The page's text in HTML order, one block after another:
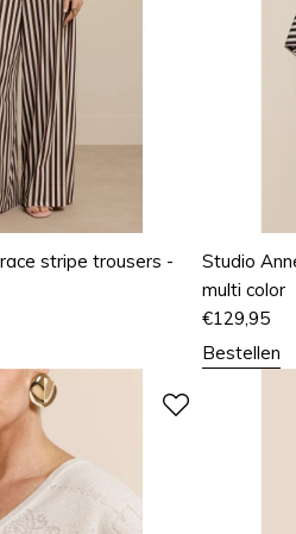
stripe trousers -
Studio
multi color
€129,95
Bestellen